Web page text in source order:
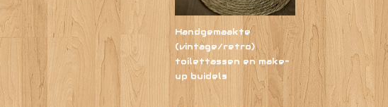
Handgemaakte
(vintage/retro)
toilettassen en make-
up buidels